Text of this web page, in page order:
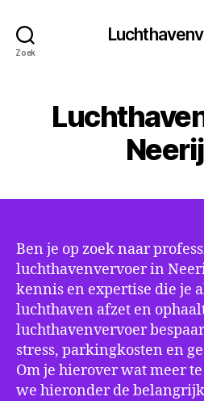
Zoek
Ben je op zoek naar
luchthavenvervoer in
kennis en expertise die je
luchthaven afzet en
luchthavenvervoer
stress, parkingkosten en
Om je hierover wat meer
we hieronder de